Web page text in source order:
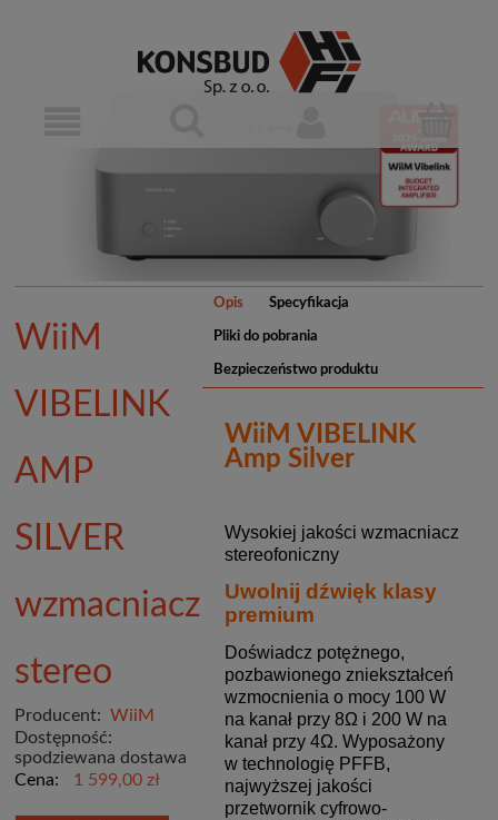
Opis Specyfikacja
Pliki do pobrania
Bezpieczeństwo produktu
WiiM VIBELINK
Amp Silver
Wysokiej jakości wzmacniacz
stereofoniczny
Uwolnij dźwięk klasy
premium
Doświadcz potężnego,
pozbawionego zniekształceń
wzmocnienia o mocy 100 W
na kanał przy 8Ω i 200 W na
kanał przy 4Ω. Wyposażony
w technologię PFFB,
najwyższej jakości
przetwornik cyfrowo-
WiiM
VIBELINK
AMP
SILVER
wzmacniacz
stereo
Producent: WiiM
Dostępność:
spodziewana dostawa
Cena:
1 599,00 zł